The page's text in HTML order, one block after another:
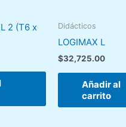
2 (T6 x
Didácticos
LOGIMAX L
$32,725.00
Añadir al
carrito